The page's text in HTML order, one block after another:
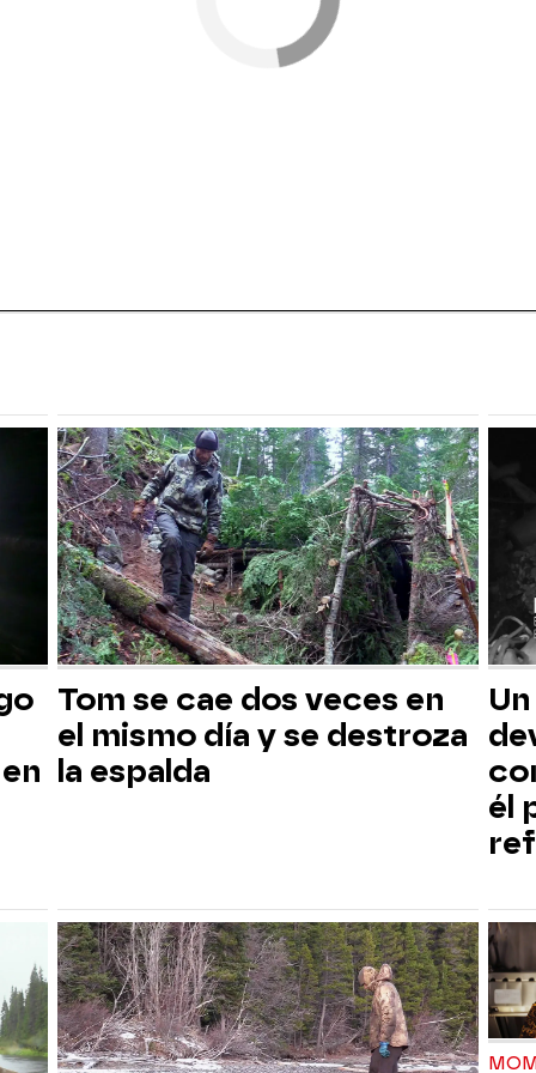
Tom se cae dos veces en
el mismo día y se destroza
la espalda
él